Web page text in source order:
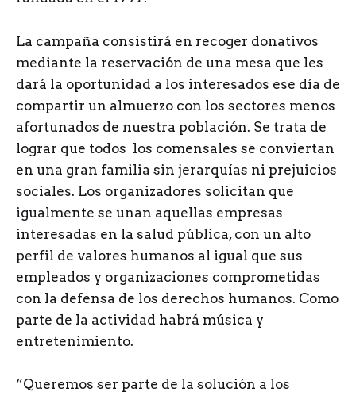
La campaña consistirá en recoger donativos
mediante la reservación de una mesa que les
dará la oportunidad a los interesados ese día de
compartir un almuerzo con los sectores menos
afortunados de nuestra población. Se trata de
lograr que todos los comensales se conviertan
en una gran familia sin jerarquías ni prejuicios
sociales. Los organizadores solicitan que
igualmente se unan aquellas empresas
interesadas en la salud pública, con un alto
perfil de valores humanos al igual que sus
empleados y organizaciones comprometidas
con la defensa de los derechos humanos. Como
parte de la actividad habrá música y
entretenimiento.
“Queremos ser parte de la solución a los